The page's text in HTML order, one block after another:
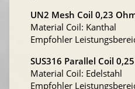
UN2 Mesh Coil 0,23
Material Coil: Kanthal
Empfohler
SUS316 Parallel Coil
Material Coil: Edelstahl
Empfohler